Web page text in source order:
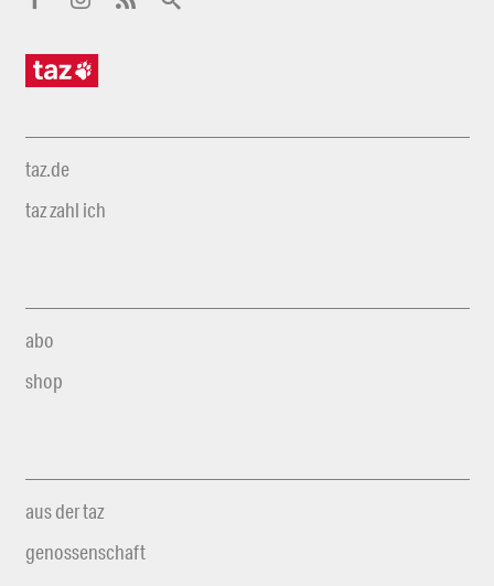
taz.de
taz zahl ich
abo
shop
aus der taz
genossenschaft